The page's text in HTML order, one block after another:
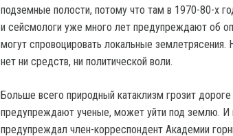
подземные полости, потому что там в 1970-80-х
и сейсмологи уже много лет предупреждают об
могут спровоцировать локальные землетрясения.
нет ни средств, ни политической воли.
Больше всего природный катаклизм грозит
предупреждают ученые, может уйти под землю. И
предупреждал член-корреспондент Академии